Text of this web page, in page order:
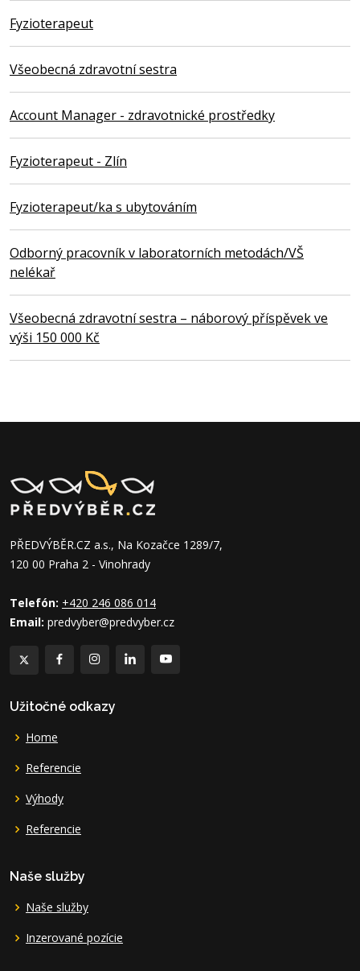
Fyzioterapeut
Všeobecná zdravotní sestra
Account Manager - zdravotnické prostředky
Fyzioterapeut - Zlín
Fyzioterapeut/ka s ubytováním
Odborný pracovník v laboratorních metodách/VŠ
nelékař
Všeobecná zdravotní sestra – náborový příspěvek ve
výši 150 000 Kč
PŘEDVÝBĚR.CZ a.s., Na Kozačce 1289/7,
120 00 Praha 2 - Vinohrady
Telefón: +420 246 086 014
Email: predvyber@predvyber.cz
Užitočné odkazy
Home
Referencie
Výhody
Referencie
Naše služby
Naše služby
Inzerované pozície